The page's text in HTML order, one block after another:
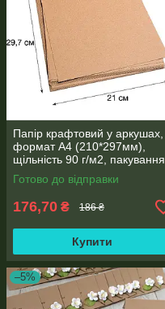
Папір крафтовий у аркушах,
формат А4 (210*297мм),
щільність 90 г/м2, пакування
250 аркушів
Готово до відправки
176,70 ₴ 186 ₴
Купити
–5%